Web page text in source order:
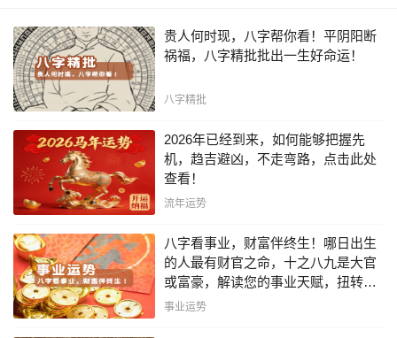
贵人何时现，八字帮你看！平阴阳断
祸福，八字精批批出一生好命运！
八字精批
2026年已经到来，如何能够把握先
机，趋吉避凶，不走弯路，点击此处
查看！
流年运势
八字看事业，财富伴终生！哪日出生
的人最有财官之命，十之八九是大官
或富豪，解读您的事业天赋，扭转当
下不利困局！！
事业运势